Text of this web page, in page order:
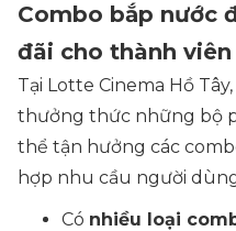
Combo bắp nước
đãi cho thành viên
Tại Lotte Cinema Hồ
thưởng thức những bộ
thể tận hưởng các
hợp nhu cầu người
Có nhiều loại